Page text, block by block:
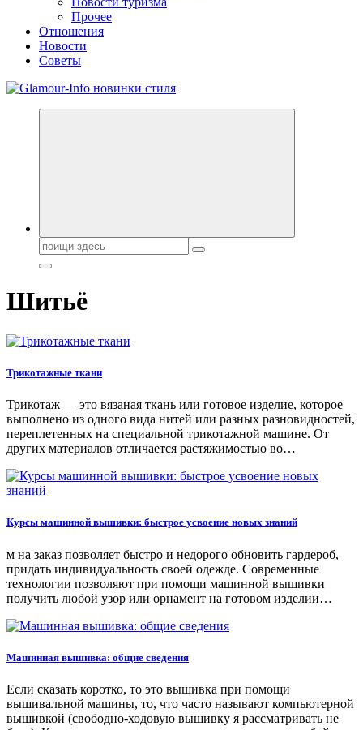
Прочее
Отношения
Новости
Советы
Секреты молодости, красоты и долголетия. Гламурный журнал
Поиск:
Шитьё
Трикотажные ткани
Трикотаж — это вязаная ткань или готовое изделие, которое
выполнено из одного вида нитей или разных разновидностей,
переплетенных на специальной трикотажной машине. От
других материалов отличается растяжимостью во…
Курсы машинной вышивки: быстрое усвоение новых знаний
м на заказ позволяет быстро и недорого обновить гардероб,
придать индивидуальность своей одежде. Современные
технологии позволяют при помощи машинной вышивки
получить любой узор или орнамент на готовом изделии…
Машинная вышивка: общие сведения
Если сказать коротко, то это вышивка при помощи
вышивальной машины, то, что часто называют компьютерной
вышивкой (свободно-ходовую вышивку я рассматривать не